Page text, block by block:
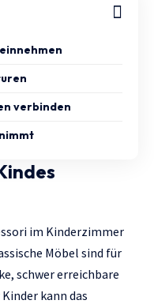
verbinden
im Kinderzimmer
Möbel sind für
schwer erreichbare
kann das